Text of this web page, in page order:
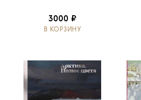
3000 ₽
В КОРЗИНУ